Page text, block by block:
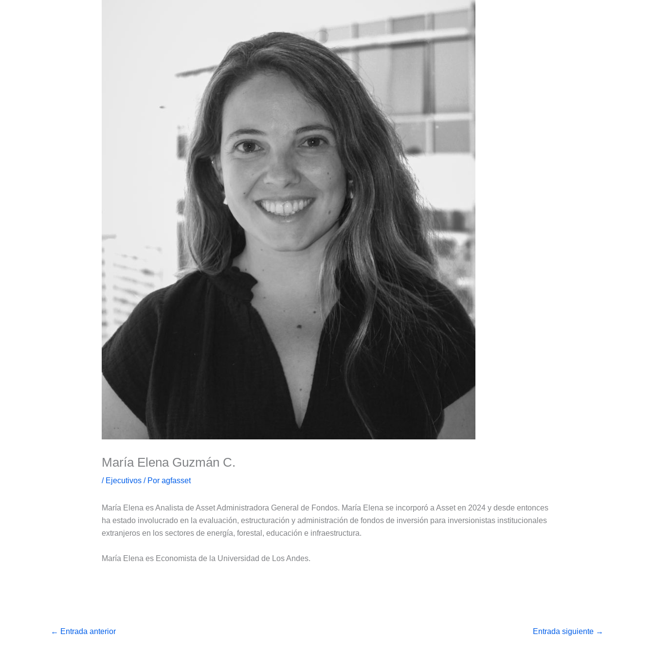
María Elena Guzmán C.
/ Ejecutivos/ Por agfasset
María Elena es Analista de Asset Administradora General de Fondos. María Elena se incorporó a Asset en 2024 y desde entonces
ha estado involucrado en la evaluación, estructuración y administración de fondos de inversión para inversionistas institucionales
extranjeros en los sectores de energía, forestal, educación e infraestructura.
María Elena es Economista de la Universidad de Los Andes.
← Entrada anterior Entrada siguiente →